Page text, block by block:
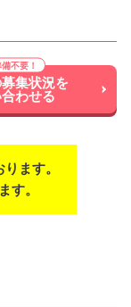
集状況を
わせる
ます。
す。